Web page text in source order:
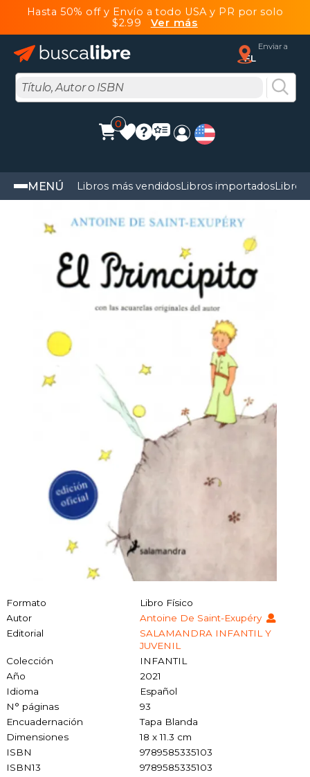
Hasta 50% off y Envío a todo USA y PR por solo
$2.99 Ver más
Enviar a
FL
0
MENÚ Libros más vendidosLibros importadosLibros
Formato
Libro Físico
Autor
Antoine De Saint-Exupéry
Editorial
SALAMANDRA INFANTIL Y
JUVENIL
Colección
INFANTIL
Año
2021
Idioma
Español
N° páginas
93
Encuadernación
Tapa Blanda
Dimensiones
18 x 11.3 cm
ISBN
9789585335103
ISBN13
9789585335103